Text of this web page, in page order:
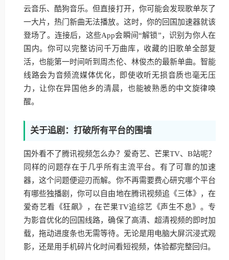
云音乐、酷狗音乐。但直接打开，你可能会发现歌单灰了
一大片，热门新曲无法播放。这时，你的回国加速器就该
登场了。连接后，这些App会瞬间“解锁”，识别为你人在
国内。你可以完整访问千万曲库，收藏的旧歌单全部复
活，也能第一时间听到周杰伦、林俊杰的最新单曲。智能
线路会为音频流媒体优化，即使收听无损音质也毫无压
力，让你在异国他乡的清晨，也能被熟悉的中文旋律唤
醒。
关于追剧：打破所有平台的围墙
国外看不了腾讯视频怎么办？爱奇艺、芒果TV、B站呢？
同样的问题存在于几乎所有主流平台。有了可靠的加速
器，这个问题便迎刃而解。你不再需要费心研究哪个平台
有哪些独播剧，你可以自由地在腾讯视频追《三体》，在
爱奇艺看《狂飙》，在芒果TV追综艺《声生不息》。专
为影音优化的回国线路，确保了高清、超清视频的即时加
载，拖动进度条也无需等待。无论是用电脑大屏沉浸式观
影，还是用手机碎片化时间看短视频，体验都完整回归。